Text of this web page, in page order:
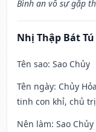
Bình an vô sự gặp
Nhị Thập Bát Tú
Tên sao: Sao Chủy
Tên ngày: Chủy
tinh con khỉ, chủ
Nên làm: Sao